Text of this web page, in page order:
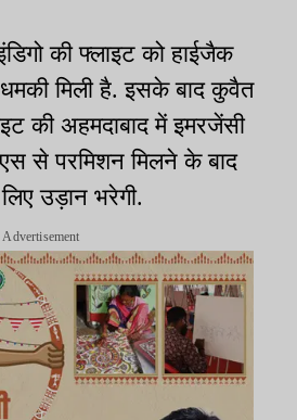
की फ्लाइट को हाईजैक
मिली है. इसके बाद कुवैत
की अहमदाबाद में इमरजेंसी
से परमिशन मिलने के बाद
उड़ान भरेगी.
Advertisement